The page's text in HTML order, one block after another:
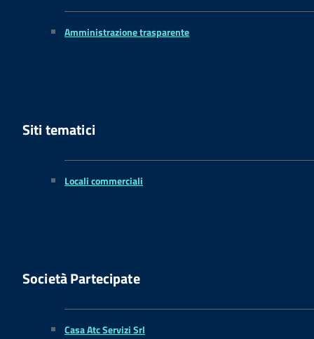
Amministrazione trasparente
Siti tematici
Locali commerciali
Società Partecipate
Casa Atc Servizi Srl